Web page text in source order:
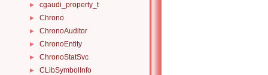
► cgaudi_property_t
► Chrono
► ChronoAuditor
► ChronoEntity
► ChronoStatSvc
► CLibSymbolInfo